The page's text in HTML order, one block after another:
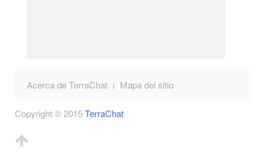
Acerca de TerraChat Mapa del sitio
Copyright © 2015TerraChat